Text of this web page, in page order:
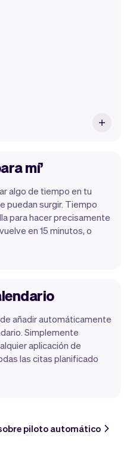
mí’
algo de tiempo en tu
puedan surgir. Tiempo
para hacer precisamente
en 15 minutos, o
añadir automáticamente
Simplemente
aplicación de
las citas planificado
piloto automático